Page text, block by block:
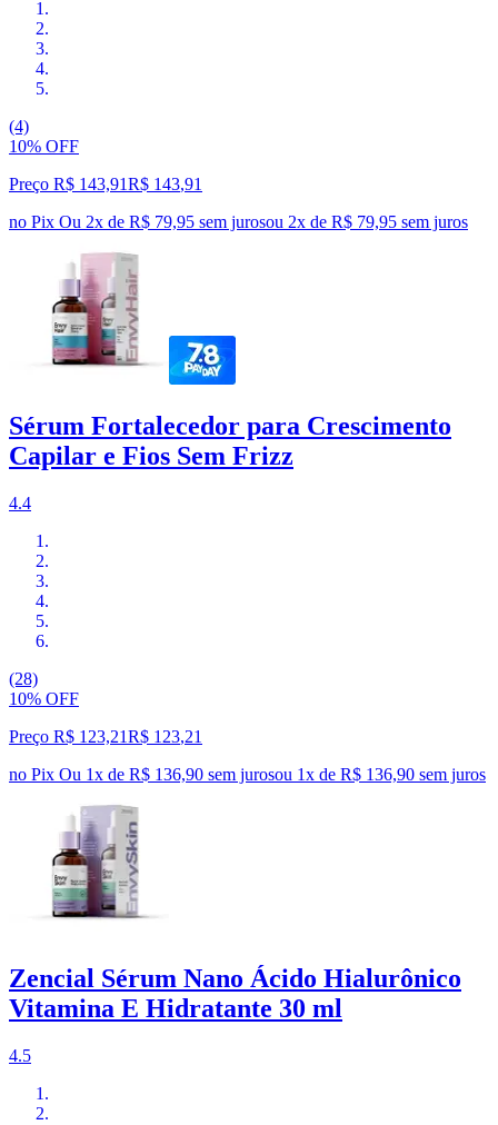
(4)
10% OFF
Preço R$ 143,91R$ 143,91
no Pix Ou 2x de R$ 79,95 sem jurosou 2x de R$ 79,95 sem juros
Sérum Fortalecedor para Crescimento
Capilar e Fios Sem Frizz
4.4
(28)
10% OFF
Preço R$ 123,21R$ 123,21
no Pix Ou 1x de R$ 136,90 sem jurosou 1x de R$ 136,90 sem juros
Zencial Sérum Nano Ácido Hialurônico
Vitamina E Hidratante 30 ml
4.5